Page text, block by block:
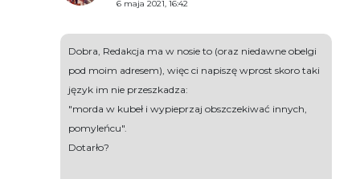
6 maja 2021, 16:42
Dobra, Redakcja ma w nosie to (oraz niedawne obelgi
pod moim adresem), więc ci napiszę wprost skoro taki
język im nie przeszkadza:
"morda w kubeł i wypieprzaj obszczekiwać innych,
pomyleńcu".
Dotarło?